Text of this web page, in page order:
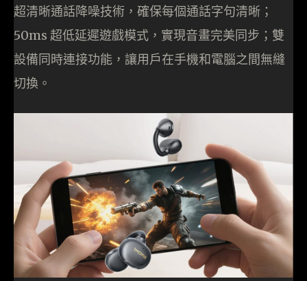
超清晰通話降噪技術，確保每個通話字句清晰；
50ms 超低延遲遊戲模式，實現音畫完美同步；雙
設備同時連接功能，讓用戶在手機和電腦之間無縫
切換。